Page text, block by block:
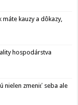
máte kauzy a dôkazy,
hospodárstva
nielen zmeniť seba ale